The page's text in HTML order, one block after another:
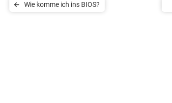
Wie komme ich ins BIOS?